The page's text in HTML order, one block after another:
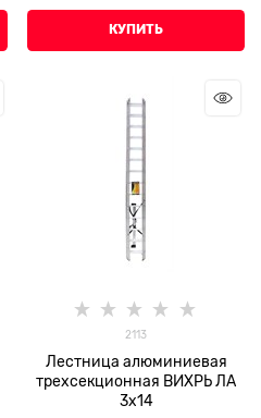
КУПИТЬ
2113
Лестница алюминиевая
трехсекционная ВИХРЬ ЛА
3х14